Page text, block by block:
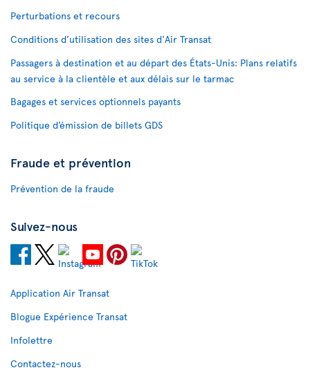
Perturbations et recours
Conditions d’utilisation des sites d'Air Transat
Passagers à destination et au départ des États-Unis: Plans relatifs
au service à la clientèle et aux délais sur le tarmac
Bagages et services optionnels payants
Politique d’émission de billets GDS
Fraude et prévention
Prévention de la fraude
Suivez-nous
Application Air Transat
Blogue Expérience Transat
Infolettre
Contactez-nous